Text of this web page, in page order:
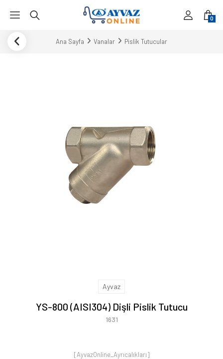
0
Ana Sayfa Vanalar Pislik Tutucular
Ayvaz
YS-800 (AISI304) Dişli Pislik Tutucu
1631
[AyvazOnline_Ayrıcalıkları]